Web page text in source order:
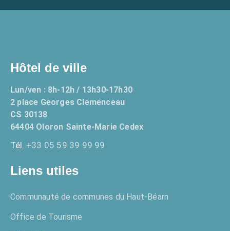
Hôtel de ville
Lun/ven : 8h-12h / 13h30-17h30
2 place Georges Clemenceau
CS 30138
64404 Oloron Sainte-Marie Cedex
Tél. +33 05 59 39 99 99
Liens utiles
Communauté de communes du Haut-Béarn
Office de Tourisme